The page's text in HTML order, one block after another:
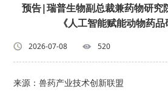
预告|瑞普生物副总裁兼药物研究
《人工智能赋能动物药品
2026-07-08 520
来源：兽药产业技术创新联盟